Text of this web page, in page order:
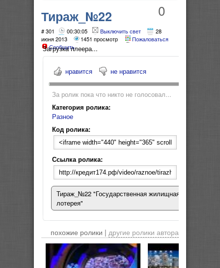
0
Тираж_№22
"Государственная
жилищная лотерея"
# 301 00:30:05 Выключить свет
28
июня 2013
1451 просмотр
Пожаловаться
Сообщить
Загрузка плеера...
нравится не нравится
За ролик пока что никто не голосовал...
Категория ролика:
Разное
Код ролика:
Ссылка ролика:
Тираж_№22 "Государственная жилищная
лотерея"
похожие ролики | другие ролики автора